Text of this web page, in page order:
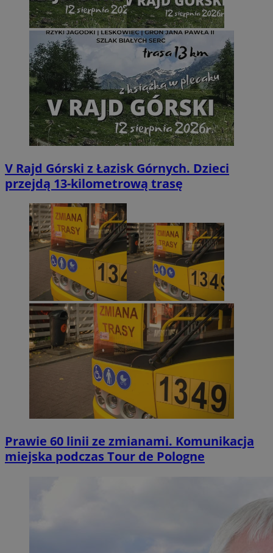
V Rajd Górski z Łazisk Górnych. Dzieci
przejdą 13-kilometrową trasę
Prawie 60 linii ze zmianami. Komunikacja
miejska podczas Tour de Pologne